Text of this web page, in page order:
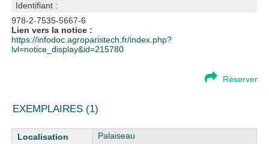
Identifiant :
978-2-7535-5667-6
Lien vers la notice :
https://infodoc.agroparistech.fr/index.php?
lvl=notice_display&id=215780
Réserver
EXEMPLAIRES (1)
Liste des exemplaires Palaiseau